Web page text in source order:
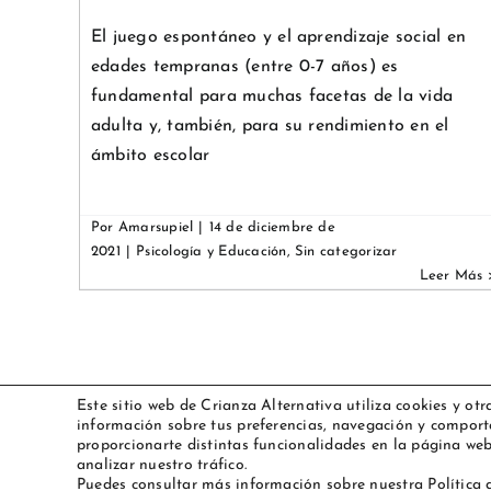
El juego espontáneo y el aprendizaje social en
edades tempranas (entre 0-7 años) es
fundamental para muchas facetas de la vida
adulta y, también, para su rendimiento en el
ámbito escolar
Por Amarsupiel
14 de diciembre de
2021
Psicología y Educación, Sin categorizar
Uso del pañal en el colegio, ¿es
legal obligar a quitarlo?
Este sitio web de Crianza Alternativa utiliza cookies y
información sobre tus preferencias, navegación y
proporcionarte distintas funcionalidades en la página
analizar nuestro tráfico.
Puedes consultar más información sobre nuestra Política